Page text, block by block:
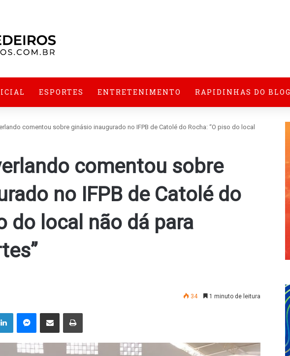
ESPORTES ENTRETENIMENTO RAPIDINHAS DO BLOG
comentou sobre ginásio inaugurado no IFPB de Catolé do Rocha: “O piso do local
comentou sobre
no IFPB de Catolé do
do local não dá para
34 1 minuto de leitura
LinkedinMessenger
Compartilhar via e-mail Imprimir